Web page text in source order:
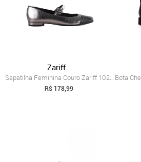
Zariff
Sapatilha Feminina Couro Zariff 10220131...
R$ 178,99